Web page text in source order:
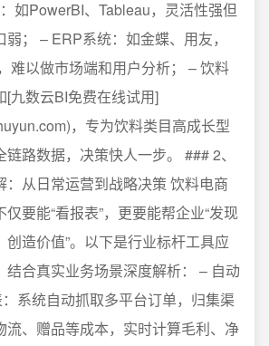
如PowerBI、Tableau，灵活性强但
； – ERP系统：如金蝶、用友，
难以做市场端和用户分析； – 饮料
[九数云BI免费在线试用]
，专为饮料类目高成长型
路数据，决策快人一步。 ### 2、
：从日常运营到战略决策 饮料电商
要能“看报表”，更要能帮企业“发现
创造价值”。以下是行业标杆工具应
结合真实业务场景深度解析： – 自动
系统自动抓取多平台订单，归集渠
流、赠品等成本，实时计算毛利、净